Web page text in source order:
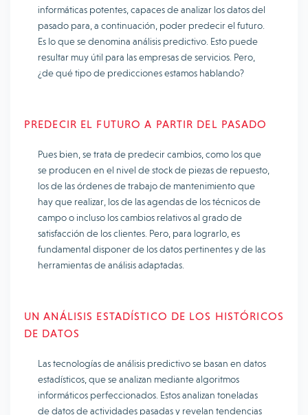
informáticas potentes, capaces de analizar los datos del
pasado para, a continuación, poder predecir el futuro.
Es lo que se denomina análisis predictivo. Esto puede
resultar muy útil para las empresas de servicios. Pero,
¿de qué tipo de predicciones estamos hablando?
PREDECIR EL FUTURO A PARTIR DEL PASADO
Pues bien, se trata de predecir cambios, como los que
se producen en el nivel de stock de piezas de repuesto,
los de las órdenes de trabajo de mantenimiento que
hay que realizar, los de las agendas de los técnicos de
campo o incluso los cambios relativos al grado de
satisfacción de los clientes. Pero, para lograrlo, es
fundamental disponer de los datos pertinentes y de las
herramientas de análisis adaptadas.
UN ANÁLISIS ESTADÍSTICO DE LOS HISTÓRICOS
DE DATOS
Las tecnologías de análisis predictivo se basan en datos
estadísticos, que se analizan mediante algoritmos
informáticos perfeccionados. Estos analizan toneladas
de datos de actividades pasadas y revelan tendencias